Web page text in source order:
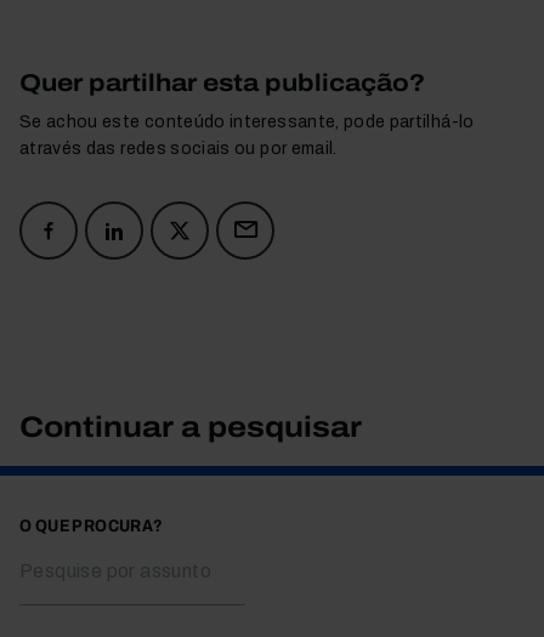
Quer partilhar esta publicação?
Se achou este conteúdo interessante, pode partilhá-lo
através das redes sociais ou por email.
Continuar a pesquisar
O QUE PROCURA?